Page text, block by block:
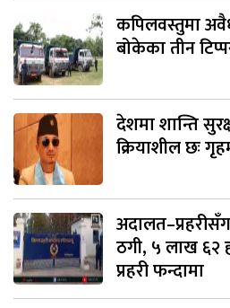
कपिलवस्तुमा
बोकेका तीन
देशमा शान्ति
क्रियाशील छः
ठगी, ५ लाख
प्रहरी फन्दामा